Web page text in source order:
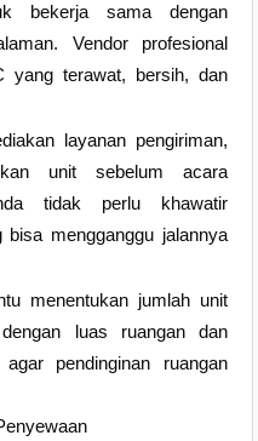
bekerja sama dengan
Vendor profesional
yang terawat, bersih, dan
layanan pengiriman,
unit sebelum acara
tidak perlu khawatir
mengganggu jalannya
menentukan jumlah unit
luas ruangan dan
pendinginan ruangan